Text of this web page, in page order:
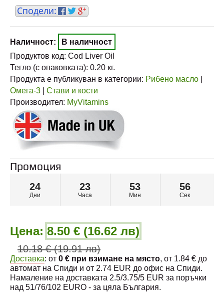
Наличност:
В наличност
Продуктов код: Cod Liver Oil
Тегло (с опаковката): 0.20 кг.
Продукта е публикуван в категории: Рибено масло
Омега-3
Стави и кости
Производител: MyVitamins
Промоция
24
Дни
23
Часа
53
Мин
54
Сек
Цена: 8.50 € (16.62 лв)
10.18 € (19.91 лв)
Доставка: от 0 € при взимане на място, от 1.84 € до
автомат на Спиди и от 2.74 EUR до офис на Спиди.
Намаление на доставката 2.5/3.75/5 EUR за поръчки
над 51/76/102 EURO - за цяла България.